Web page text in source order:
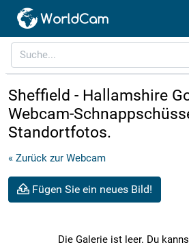
Sheffield - Hallamshire
Webcam-
Standortfotos.
« Zurück zur Webcam
Fügen Sie ein neues Bild!
Die Galerie ist leer. Du